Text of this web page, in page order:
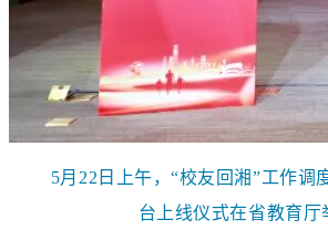
5月22日上午，“校友回湘”工作调
台上线仪式在省教育厅